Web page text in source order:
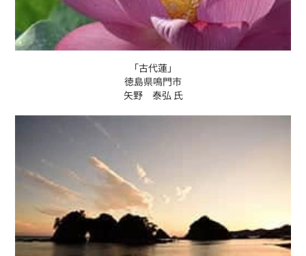
「古代蓮」
徳島県鳴門市
矢野 泰弘 氏